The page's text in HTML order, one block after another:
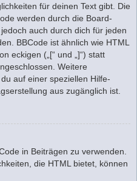
für deinen Text gibt. Die
werden durch die Board-
auch durch dich für jeden
BBCode ist ähnlich wie HTML
eckigen („[“ und „]“) statt
Weitere
auf einer speziellen Hilfe-
aus zugänglich ist.
in Beiträgen zu verwenden.
die HTML bietet, können